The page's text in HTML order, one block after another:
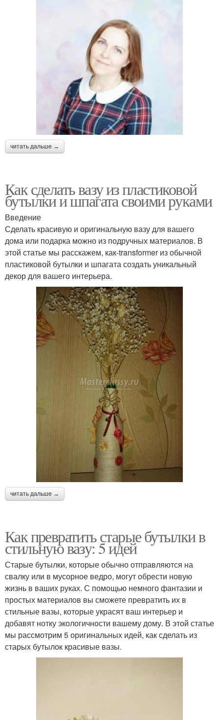
читать дальше →
Как сделать вазу из пластиковой
бутылки и шпагата своими руками
Введение
Сделать красивую и оригинальную вазу для вашего
дома или подарка можно из подручных материалов. В
этой статье мы расскажем, как-transformer из обычной
пластиковой бутылки и шпагата создать уникальный
декор для вашего интерьера.
читать дальше →
Как превратить старые бутылки в
стильную вазу: 5 идей
Старые бутылки, которые обычно отправляются на
свалку или в мусорное ведро, могут обрести новую
жизнь в ваших руках. С помощью немного фантазии и
простых материалов вы сможете превратить их в
стильные вазы, которые украсят ваш интерьер и
добавят нотку экологичности вашему дому. В этой статье
мы рассмотрим 5 оригинальных идей, как сделать из
старых бутылок красивые вазы.